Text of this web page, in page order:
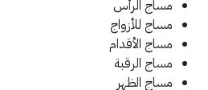
مساج الرأس
مساج للأزواج
مساج الأقدام
مساج الرقبة
مساج الظهر